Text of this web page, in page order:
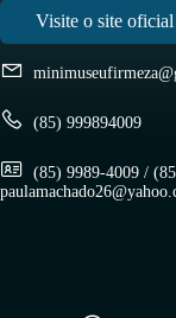
(85) 999894009
(85) 9989-4009 /